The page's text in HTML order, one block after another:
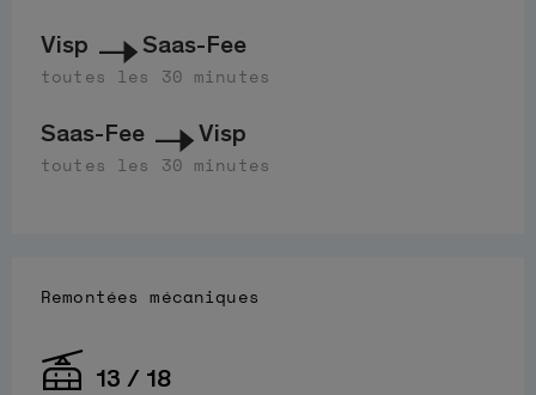
Visp Saas-Fee
toutes les 30 minutes
Saas-Fee Visp
toutes les 30 minutes
Remontées mécaniques
13 / 18